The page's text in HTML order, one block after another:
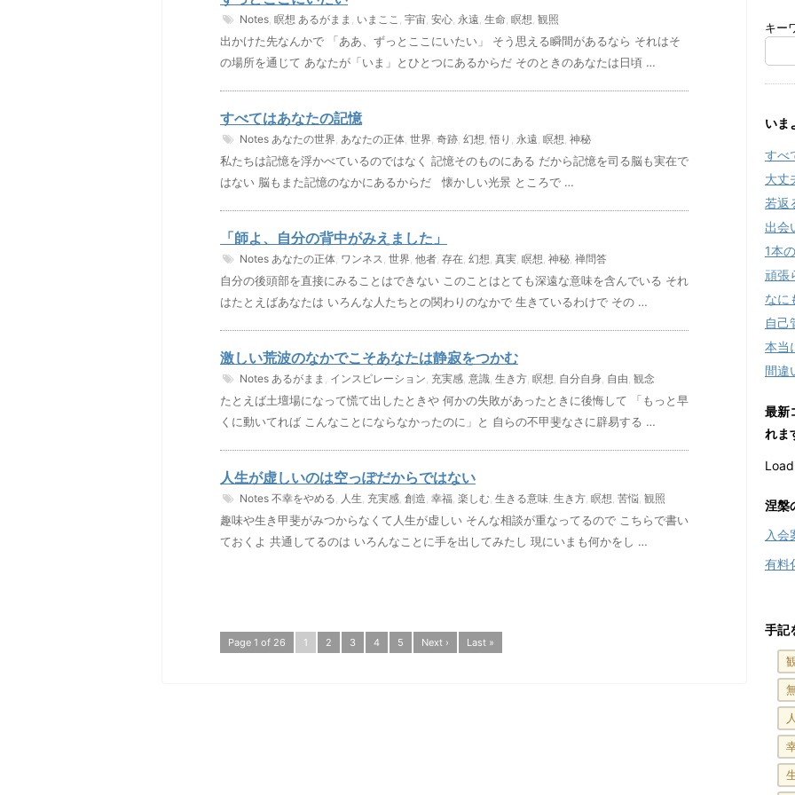
Notes, 瞑想 あるがまま , いまここ , 宇宙, 安心, 永遠, 生命, 瞑想, 観照
出かけた先なんかで 「ああ、ずっとここにいたい」 そう思える瞬間があるなら それはそ
の場所を通じて あなたが「いま」とひとつにあるからだ そのときのあなたは日頃 …
すべてはあなたの記憶
Notes あなたの世界, あなたの正体, 世界, 奇跡, 幻想,悟り , 永遠, 瞑想, 神秘
私たちは記憶を浮かべているのではなく 記憶そのものにある だから記憶を司る脳も実在で
はない 脳もまた記憶のなかにあるからだ 懐かしい光景 ところで …
「師よ、自分の背中がみえました」
Notes あなたの正体, ワンネス, 世界, 他者, 存在, 幻想, 真実, 瞑想, 神秘, 禅問答
自分の後頭部を直接にみることはできない このことはとても深遠な意味を含んでいる それ
はたとえばあなたは いろんな人たちとの関わりのなかで 生きているわけで その …
激しい荒波のなかでこそあなたは静寂をつかむ
Notes あるがまま , インスピレーション, 充実感, 意識, 生き方, 瞑想, 自分自身, 自由, 観念
たとえば土壇場になって慌て出したときや 何かの失敗があったときに後悔して 「もっと早
くに動いてれば こんなことにならなかったのに」と 自らの不甲斐なさに辟易する …
人生が虚しいのは空っぽだからではない
Notes 不幸をやめる, 人生, 充実感, 創造, 幸福, 楽しむ, 生きる意味, 生き方, 瞑想, 苦悩, 観照
趣味や生き甲斐がみつからなくて人生が虚しい そんな相談が重なってるので こちらで書い
ておくよ 共通してるのは いろんなことに手を出してみたし 現にいまも何かをし …
Page 1 of 26 1 2 3 4 5 Next › Last »
キー
いま
すべ
大丈
若返
出会
1本
頑張
なに
自己
本当
間違
最新
れま
涅槃
入会
有料
手記